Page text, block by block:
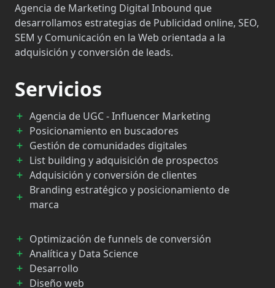
Agencia de Marketing Digital Inbound que
desarrollamos estrategias de Publicidad online, SEO,
SEM y Comunicación en la Web orientada a la
adquisición y conversión de leads.
Servicios
Agencia de UGC - Influencer Marketing
Posicionamiento en buscadores
Gestión de comunidades digitales
List building y adquisición de prospectos
Adquisición y conversión de clientes
Branding estratégico y posicionamiento de
marca
Optimización de funnels de conversión
Analítica y Data Science
Desarrollo
Diseño web